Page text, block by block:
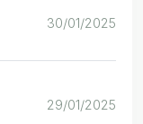
30/01/2025
29/01/2025